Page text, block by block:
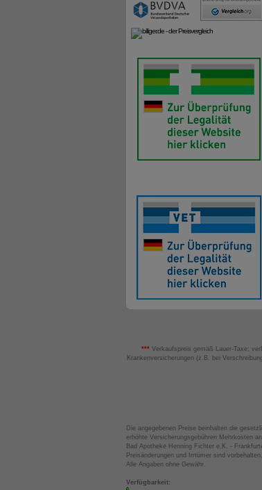
*** Verkaufspreis gemäß Lauer-Taxe;
Krankenversicherungen (z.B. bei
Die angegebenen Preise beinhalten die
erhöhte Versicherungsgebühren Mehrkosten an
Bad Apotheke Henning Fichter e.K. -
Preisänderungen und Irrtümer sind
Alle Angaben ohne Gewähr.
Verfügbarkeit: